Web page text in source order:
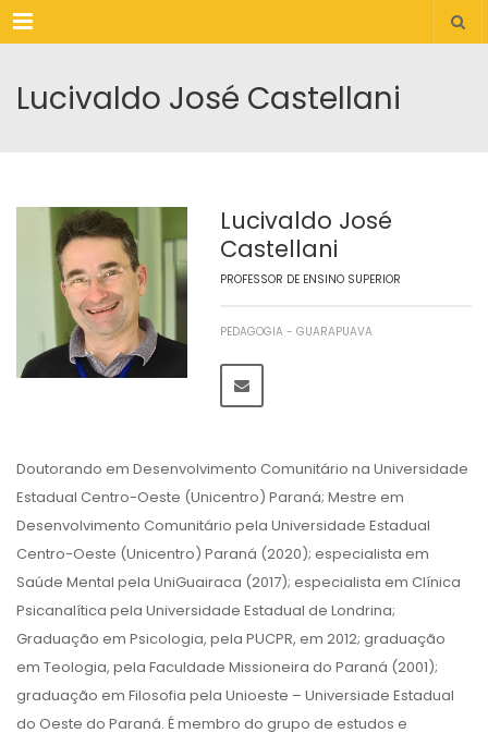
Menu
Lucivaldo José Castellani
Lucivaldo José
Castellani
PROFESSOR DE ENSINO SUPERIOR
PEDAGOGIA - GUARAPUAVA
Doutorando em Desenvolvimento Comunitário na Universidade
Estadual Centro-Oeste (Unicentro) Paraná; Mestre em
Desenvolvimento Comunitário pela Universidade Estadual
Centro-Oeste (Unicentro) Paraná (2020); especialista em
Saúde Mental pela UniGuairaca (2017); especialista em Clínica
Psicanalítica pela Universidade Estadual de Londrina;
Graduação em Psicologia, pela PUCPR, em 2012; graduação
em Teologia, pela Faculdade Missioneira do Paraná (2001);
graduação em Filosofia pela Unioeste – Universiade Estadual
do Oeste do Paraná. É membro do grupo de estudos e